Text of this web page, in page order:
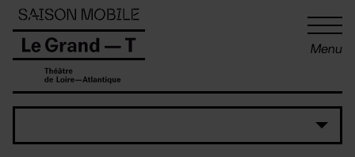
Menu
Panneau de gestion des cookies